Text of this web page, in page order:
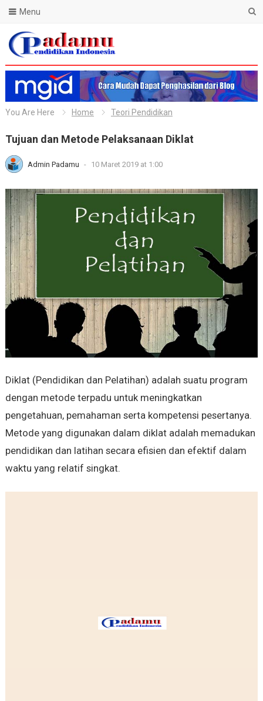
Blog Padamu
Menu
You Are Here Home Teori Pendidikan
Tujuan dan Metode Pelaksanaan Diklat
Admin Padamu - 10 Maret 2019 at 1:00
Diklat (Pendidikan dan Pelatihan) adalah suatu program
dengan metode terpadu untuk meningkatkan
pengetahuan, pemahaman serta kompetensi pesertanya.
Metode yang digunakan dalam diklat adalah memadukan
pendidikan dan latihan secara efisien dan efektif dalam
waktu yang relatif singkat.